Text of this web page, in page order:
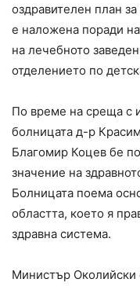
оздравителен план
е наложена поради
на лечебното
отделението по
По време на среща с
болницата д-р
Благомир Коцев бе
значение на
Болницата поема
областта, което я
здравна система.
Министър Околийски